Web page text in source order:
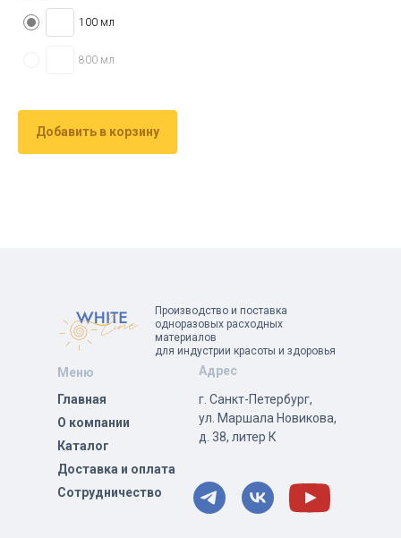
100 мл
800 мл
Добавить в корзину
Производство и поставка
одноразовых расходных
материалов
для индустрии красоты и здоровья
Меню Адрес
О компании
Каталог
Доставка и оплата
Сотрудничество
г. Санкт-Петербург,
ул. Маршала Новикова,
д. 38, литер К
Главная